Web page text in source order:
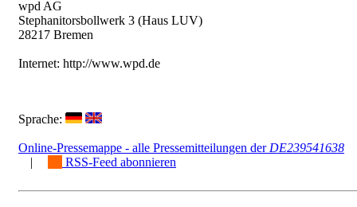
wpd AG
Stephanitorsbollwerk 3 (Haus LUV)
28217 Bremen
Internet: http://www.wpd.de
Sprache:
Online-Pressemappe - alle Pressemitteilungen der DE239541638
|
RSS-Feed abonnieren